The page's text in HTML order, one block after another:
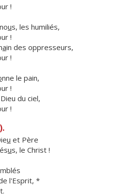
!
us, les humiliés,
!
ain des oppresseurs,
!
nne le pain,
!
du ciel,
!
u et Père
us, le Christ !
l'Esprit, *